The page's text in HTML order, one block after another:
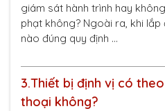
giám sát hành trình hay
phạt không? Ngoài ra, khi lắp
nào đúng quy định …
3.Thiết bị định vị có
thoại không?